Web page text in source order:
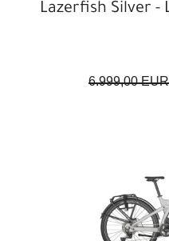
Lazerfish Silver -
6.999,00 EUR